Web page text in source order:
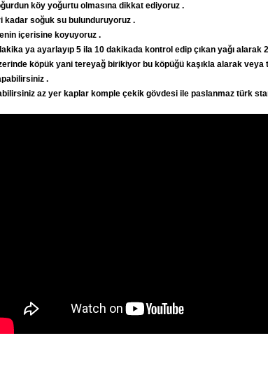
köy yoğurtu olmasına dikkat ediyoruz .
kadar soğuk su bulunduruyoruz .
içerisine koyuyoruz .
ya ayarlayıp 5 ila 10 dakikada kontrol edip çıkan yağı
köpük yani tereyağ birikiyor bu köpüğü kaşıkla alarak
.
az yer kaplar komple çekik gövdesi ile paslanmaz türk